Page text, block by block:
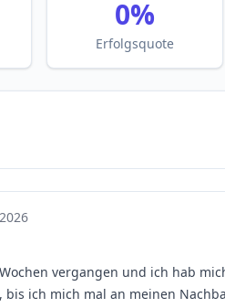
0%
Erfolgsquote
vergangen und ich hab
ich mich mal an meinen